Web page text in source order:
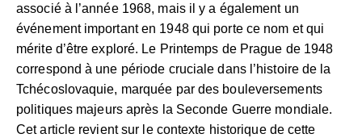
associé à l’année 1968, mais il y a également un
événement important en 1948 qui porte ce nom et qui
mérite d’être exploré. Le Printemps de Prague de 1948
correspond à une période cruciale dans l’histoire de la
Tchécoslovaquie, marquée par des bouleversements
politiques majeurs après la Seconde Guerre mondiale.
Cet article revient sur le contexte historique de cette